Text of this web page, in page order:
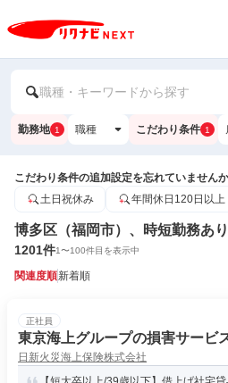
職種・キーワードから探す
勤務地 1 職種 こだわり条件 1
こだわり条件の追加設定を忘れていません
土日祝休み
年間休日120日以上
博多区（福岡市）、時短勤務あ
1201件1〜100件目を表示中
関連度順新着順
正社員
東京海上グループの損害サービ
日新火災海上保険株式会社